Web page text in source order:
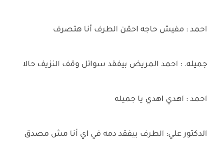
احمد : مفيش حاجه احقن الطرف أنا هتصرف
جميله. : احمد المريض بيفقد سوائل وقف النزيف حالا
احمد : اهدي اهدي يا جميله
الدكتور علي: الطرف بيفقد دمه في اي أنا مش مصدق